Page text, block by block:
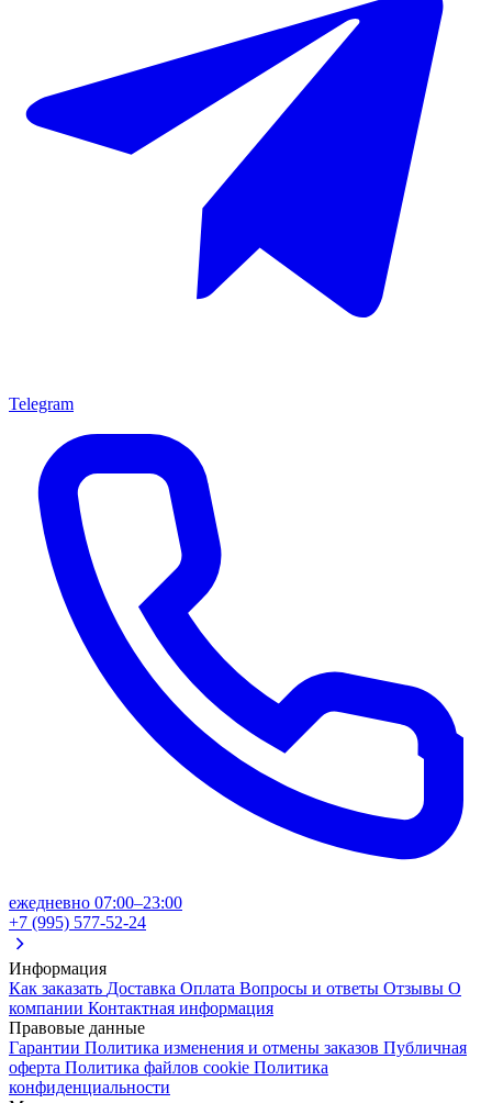
Telegram
ежедневно 07:00–23:00
+7 (995) 577-52-24
Информация
Как заказать Доставка Оплата Вопросы и ответы Отзывы О
компании Контактная информация
Правовые данные
Гарантии Политика изменения и отмены заказов Публичная
оферта Политика файлов cookie Политика
конфиденциальности